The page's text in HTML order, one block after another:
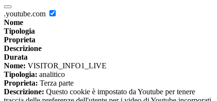
.youtube.com
Nome
Tipologia
Proprieta
Descrizione
Durata
Nome: VISITOR_INFO1_LIVE
Tipologia: analitico
Proprieta: Terza parte
Descrizione: Questo cookie è impostato da Youtube per tenere